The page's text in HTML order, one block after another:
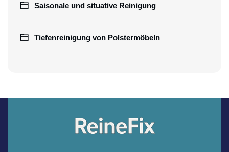
Saisonale und situative Reinigung
Tiefenreinigung von Polstermöbeln